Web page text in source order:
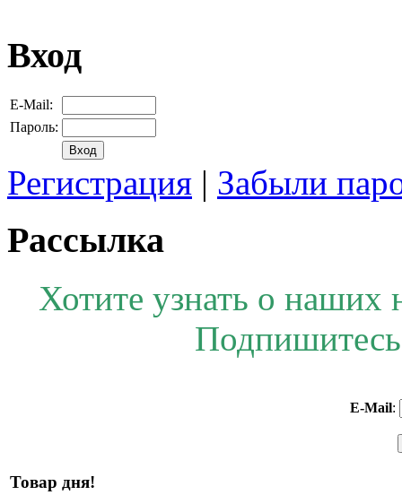
Вход
E-Mail:
Пароль:
Регистрация | Забыли
Рассылка
Хотите узнать о наших
E-Mail:
Товар дня!